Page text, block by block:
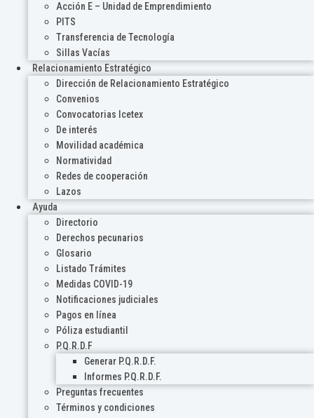
Acción E – Unidad de Emprendimiento
PITS
Transferencia de Tecnología
Sillas Vacías
Relacionamiento Estratégico
Dirección de Relacionamiento Estratégico
Convenios
Convocatorias Icetex
De interés
Movilidad académica
Normatividad
Redes de cooperación
Lazos
Ayuda
Directorio
Derechos pecunarios
Glosario
Listado Trámites
Medidas COVID-19
Notificaciones judiciales
Pagos en línea
Póliza estudiantil
P.Q.R.D.F
Generar P.Q.R.D.F.
Informes P.Q.R.D.F.
Preguntas frecuentes
Términos y condiciones